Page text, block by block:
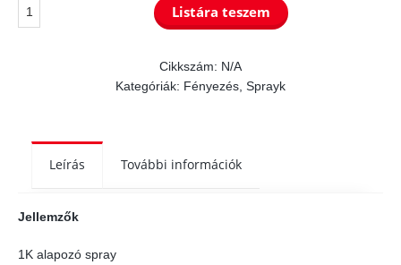
Easy
spray
mennyiség
Listára teszem
Cikkszám: N/A
Kategóriák: Fényezés Sprayk
Leírás További információk
Jellemzők
1K alapozó spray